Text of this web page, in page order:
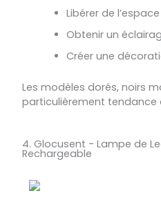
Libérer de
Obtenir un
Créer une
Les modèles dorés, noirs
particulièrement tendance
4. Glocusent - Lampe de
Rechargeable